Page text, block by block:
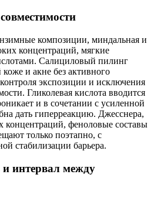
композиции, миндальная и
концентраций, мягкие
Салициловый пилинг
и акне без активного
экспозиции и исключения
Гликолевая кислота вводится
и в сочетании с усиленной
дать гиперреакцию. Джесснера,
феноловые составы
только поэтапно, с
стабилизации барьера.
и интервал между